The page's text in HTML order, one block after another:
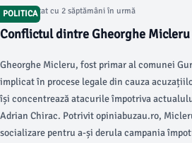
POLITICA
Articol postat cu 2 săptămâni în urmă
Conflictul dintre Gheorghe
Gheorghe Micleru, fost primar al comunei
implicat în procese legale din cauza
își concentrează atacurile împotriva
Adrian Chirac. Potrivit opiniabuzau.ro,
socializare pentru a-și derula campania